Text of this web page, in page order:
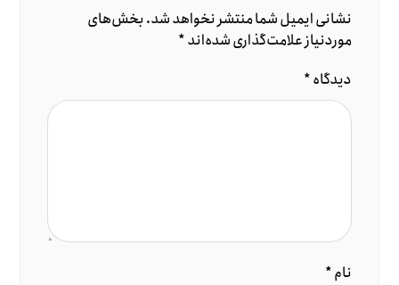
نشانی ایمیل شما منتشر نخواهد شد.بخش‌های
موردنیاز علامت‌گذاری شده‌اند*
دیدگاه*
نام*